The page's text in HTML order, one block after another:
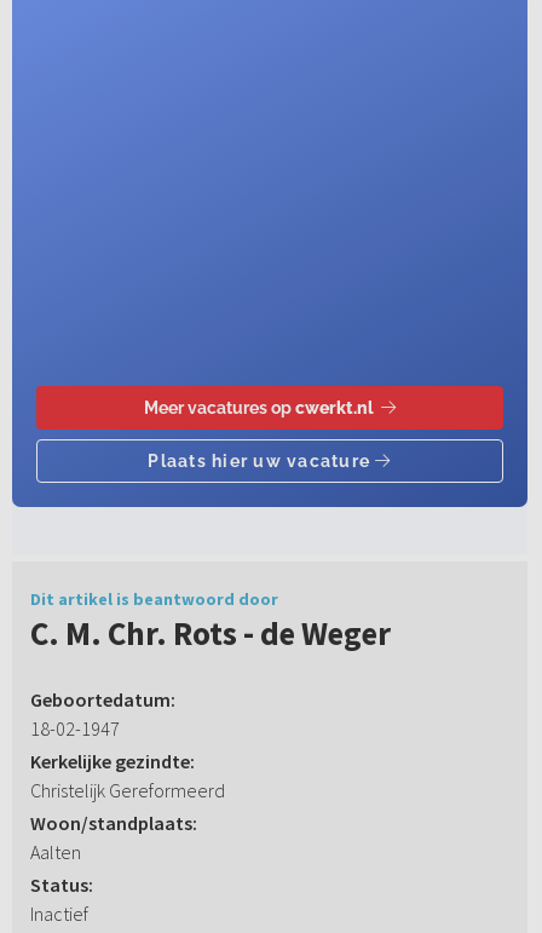
Dit artikel is beantwoord door
C. M. Chr. Rots - de Weger
Geboortedatum:
18-02-1947
Kerkelijke gezindte:
Christelijk Gereformeerd
Woon/standplaats:
Aalten
Status:
Inactief